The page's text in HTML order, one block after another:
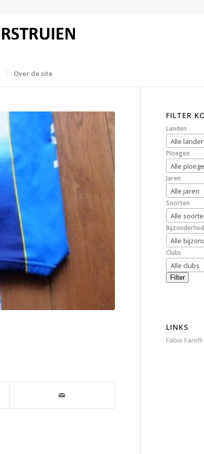
Over de site
FILTER
Landen
Alle landen
Ploegen
Alle
Jaren
Alle jaren
Soorten
Alle
Alle
Clubs
Alle clubs
Filter
LINKS
Fabio Farelli